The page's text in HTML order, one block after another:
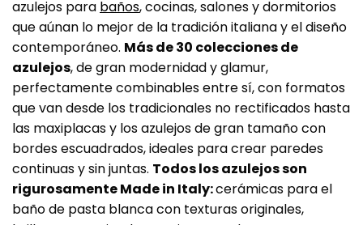
azulejos para baños, cocinas, salones y dormitorios
que aúnan lo mejor de la tradición italiana y el diseño
contemporáneo. Más de 30 colecciones de
azulejos, de gran modernidad y glamur,
perfectamente combinables entre sí, con formatos
que van desde los tradicionales no rectificados hasta
las maxiplacas y los azulejos de gran tamaño con
bordes escuadrados, ideales para crear paredes
continuas y sin juntas. Todos los azulejos son
rigurosamente Made in Italy:cerámicas para el
baño de pasta blanca con texturas originales,